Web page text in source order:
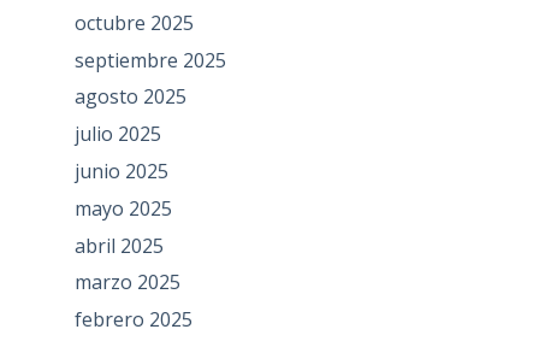
octubre 2025
septiembre 2025
agosto 2025
julio 2025
junio 2025
mayo 2025
abril 2025
marzo 2025
febrero 2025